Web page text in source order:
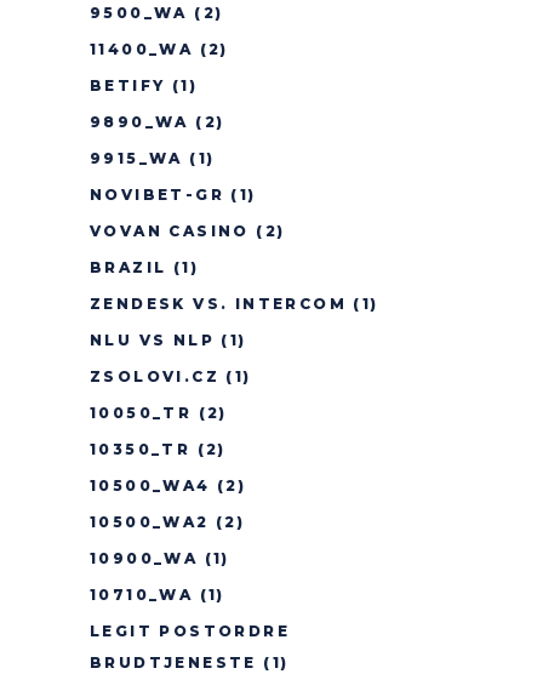
9500_WA (2)
11400_WA (2)
BETIFY (1)
9890_WA (2)
9915_WA (1)
NOVIBET-GR (1)
VOVAN CASINO (2)
BRAZIL (1)
ZENDESK VS. INTERCOM (1)
NLU VS NLP (1)
ZSOLOVI.CZ (1)
10050_TR (2)
10350_TR (2)
10500_WA4 (2)
10500_WA2 (2)
10900_WA (1)
10710_WA (1)
LEGIT POSTORDRE
BRUDTJENESTE (1)